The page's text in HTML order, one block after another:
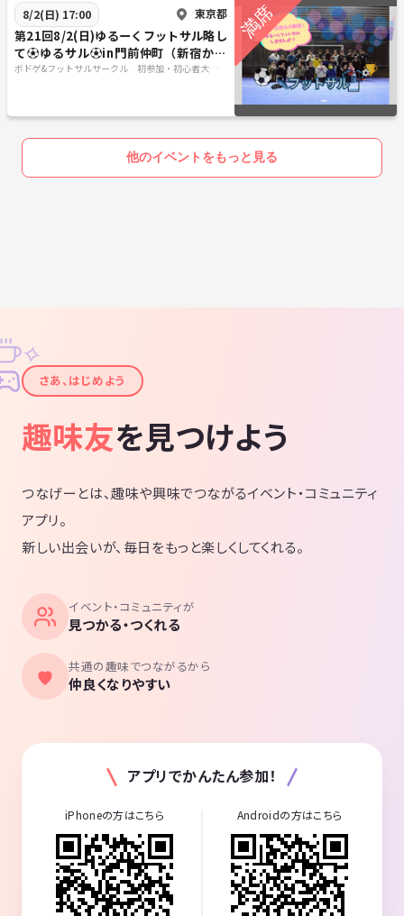
8/2(日) 17:00 東京都
第21回8/2(日)ゆるーくフットサル略し
て⚽️ゆるサル⚽️in門前仲町（新宿から
電車で一本）
ボドゲ&フットサルサークル 初参加・初心者大歓
他のイベントをもっと見る
✦
✧
さあ、はじめよう
趣味友を見つけよう
つなげーとは、趣味や興味でつながるイベント・コミュニティ
アプリ。
新しい出会いが、毎日をもっと楽しくしてくれる。
イベント・コミュニティが
見つかる・つくれる
共通の趣味でつながるから
仲良くなりやすい
アプリでかんたん参加！
iPhoneの方はこちら Androidの方はこちら